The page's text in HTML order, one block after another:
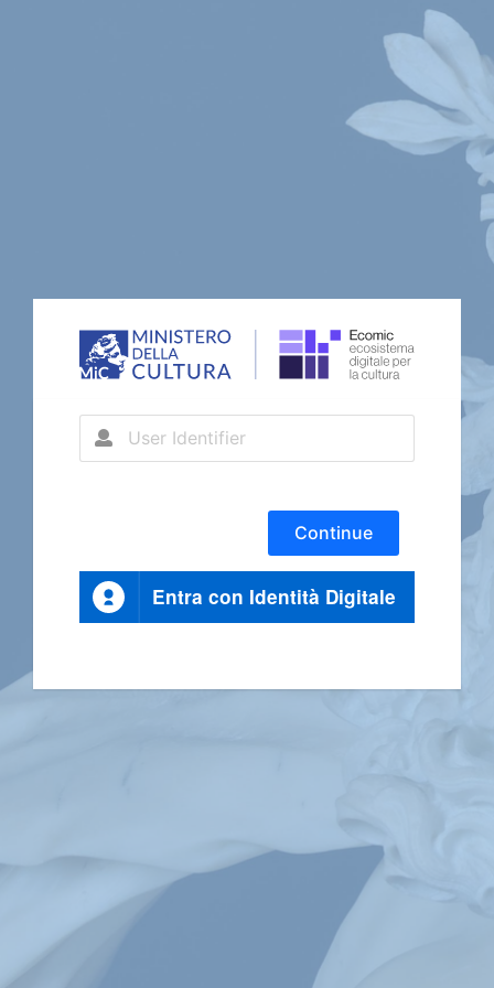
Continue
Entra con Identità Digitale